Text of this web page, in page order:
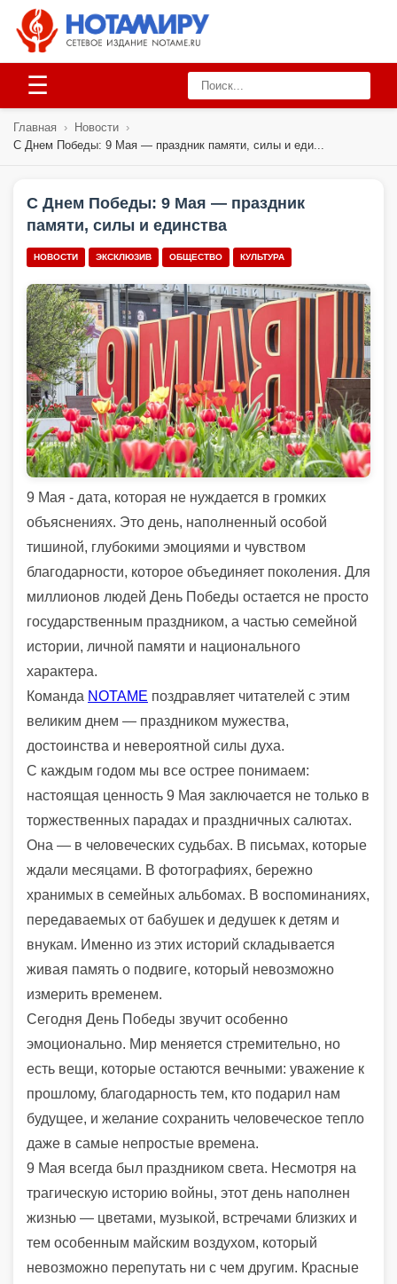
☰
Главная › Новости ›
С Днем Победы: 9 Мая — праздник памяти, силы и еди...
С Днем Победы: 9 Мая — праздник
памяти, силы и единства
НОВОСТИ ЭКСКЛЮЗИВ ОБЩЕСТВО КУЛЬТУРА
9 Мая - дата, которая не нуждается в громких
объяснениях. Это день, наполненный особой
тишиной, глубокими эмоциями и чувством
благодарности, которое объединяет поколения. Для
миллионов людей День Победы остается не просто
государственным праздником, а частью семейной
истории, личной памяти и национального
характера.
Команда NOTAME поздравляет читателей с этим
великим днем — праздником мужества,
достоинства и невероятной силы духа.
С каждым годом мы все острее понимаем:
настоящая ценность 9 Мая заключается не только в
торжественных парадах и праздничных салютах.
Она — в человеческих судьбах. В письмах, которые
ждали месяцами. В фотографиях, бережно
хранимых в семейных альбомах. В воспоминаниях,
передаваемых от бабушек и дедушек к детям и
внукам. Именно из этих историй складывается
живая память о подвиге, который невозможно
измерить временем.
Сегодня День Победы звучит особенно
эмоционально. Мир меняется стремительно, но
есть вещи, которые остаются вечными: уважение к
прошлому, благодарность тем, кто подарил нам
будущее, и желание сохранить человеческое тепло
даже в самые непростые времена.
9 Мая всегда был праздником света. Несмотря на
трагическую историю войны, этот день наполнен
жизнью — цветами, музыкой, встречами близких и
тем особенным майским воздухом, который
невозможно перепутать ни с чем другим. Красные